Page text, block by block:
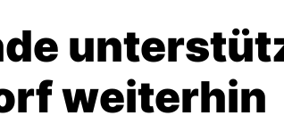
weiterhin